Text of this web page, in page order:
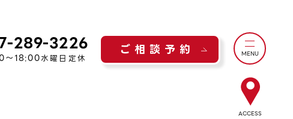
289-3226
～18:00水曜日定休
ご相談予約 MENU
ACCESS